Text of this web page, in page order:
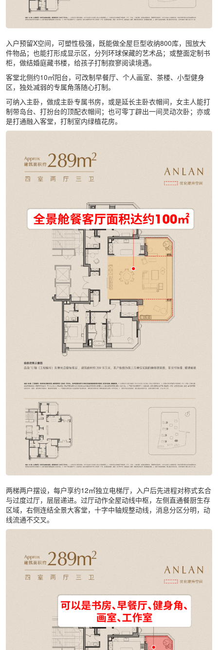
入户预留X空间，可塑性极强，既能做全屋巨型收纳800库，囤放大
件物品；也能打形成显示区，分列环球保藏的艺术品；或整面定制书
柜，做结婚庭藏书楼，给孩子打制寂寥阅读境遇。
客堂北侧约10㎡阳台，可改制早餐厅、个人画室、茶楼、小型健身
区，独处减弱的专属角落随心打制。
可纳入主卧，做成主卧专属书房，或是延长主卧衣帽间，女主人能打
制带岛台、打扮台的顶配衣帽间；也可零丁辟出一间灵动次卧；亦或
是打通融入客堂，打制室内绿植花房。
两梯两户摆设，每户享约12㎡独立电梯厅，入户后先进程对称式玄合
与过度过厅，层层递进。过厅动作全屋动线中枢，左侧直通餐厨生存
区域，右侧连结全景大客堂，十字中轴规整动线，消息分区分明，动
线流通不交叉。